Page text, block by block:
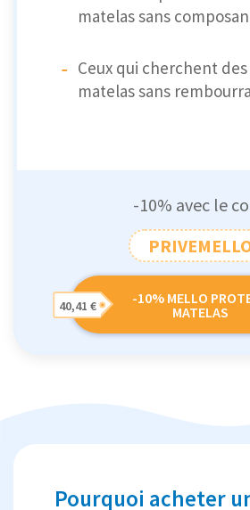
matelas sans
Ceux qui cherchent
matelas sans
-10% avec le
-10% MELLO
MATELAS
40,41 €
Pourquoi acheter